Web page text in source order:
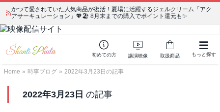
かつて愛されていた人気商品が復活！夏場に活躍するジェルクリーム「アク
アサーキュレーション」💖🏖️ 8月末までの購入でポイント還元も✨
初めての方 講演映像 取扱商品 もっと探す
Home » 時事ブログ » 2022年3月23日の記事
2022年3月23日 の記事